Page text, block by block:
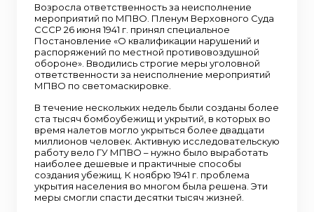
Возросла ответственность за неисполнение
мероприятий по МПВО. Пленум Верховного Суда
СССР 26 июня 1941 г. принял специальное
Постановление «О квалификации нарушений и
распоряжений по местной противовоздушной
обороне». Вводились строгие меры уголовной
ответственности за неисполнение мероприятий
МПВО по светомаскировке.
В течение нескольких недель были созданы более
ста тысяч бомбоубежищ и укрытий, в которых во
время налетов могло укрыться более двадцати
миллионов человек. Активную исследовательскую
работу вело ГУ МПВО – нужно было выработать
наиболее дешевые и практичные способы
создания убежищ. К ноябрю 1941 г. проблема
укрытия населения во многом была решена. Эти
меры смогли спасти десятки тысяч жизней.